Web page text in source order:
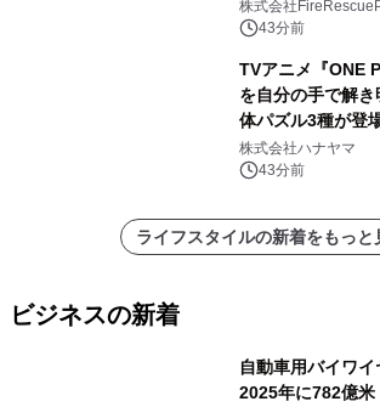
株式会社
43分前
TVアニメ『ONE
を自分の手で解
体パズル3種が登
ギミックが融合し
ルが8月7日(金)12
株式会社ハナヤマ
43分前
ライフスタイルの新着をもっと
ビジネスの新着
自動車用バイワイ
2025年に782億米